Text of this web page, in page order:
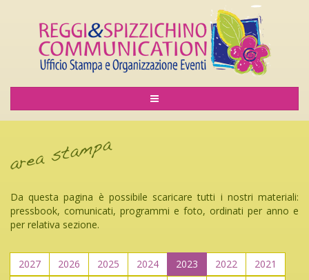
Da questa pagina è possibile scaricare tutti i nostri materiali:
pressbook, comunicati, programmi e foto, ordinati per anno e
per relativa sezione.
2027 2026 2025 2024 2023 2022
2021